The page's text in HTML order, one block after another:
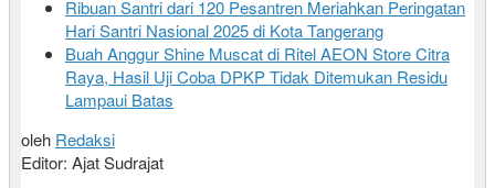
Ribuan Santri dari 120 Pesantren Meriahkan Peringatan
Hari Santri Nasional 2025 di Kota Tangerang
Buah Anggur Shine Muscat di Ritel AEON Store Citra
Raya, Hasil Uji Coba DPKP Tidak Ditemukan Residu
Lampaui Batas
oleh Redaksi
Editor: Ajat Sudrajat